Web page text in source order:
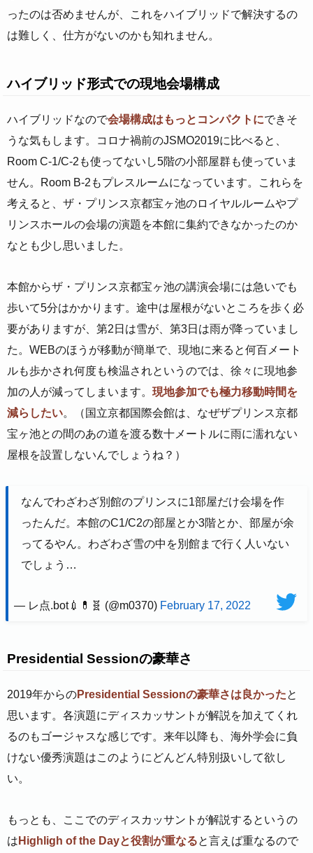
ったのは否めませんが、これをハイブリッドで解決するの
は難しく、仕方がないのかも知れません。
ハイブリッド形式での現地会場構成
ハイブリッドなので会場構成はもっとコンパクトにできそ
うな気もします。コロナ禍前のJSMO2019に比べると、
Room C-1/C-2も使ってないし5階の小部屋群も使っていま
せん。Room B-2もプレスルームになっています。これらを
考えると、ザ・プリンス京都宝ヶ池のロイヤルルームやプ
リンスホールの会場の演題を本館に集約できなかったのか
なとも少し思いました。
本館からザ・プリンス京都宝ヶ池の講演会場には急いでも
歩いて5分はかかります。途中は屋根がないところを歩く必
要がありますが、第2日は雪が、第3日は雨が降っていまし
た。WEBのほうが移動が簡単で、現地に来ると何百メート
ルも歩かされ何度も検温されというのでは、徐々に現地参
加の人が減ってしまいます。 現地参加でも極力移動時間を
減らしたい。（国立京都国際会館は、なぜザプリンス京都
宝ヶ池との間のあの道を渡る数十メートルに雨に濡れない
屋根を設置しないんでしょうね？）
なんでわざわざ別館のプリンスに1部屋だけ会場を作
ったんだ。本館のC1/C2の部屋とか3階とか、部屋が余
ってるやん。わざわざ雪の中を別館まで行く人いない
でしょう…
— レ点.bot💉💊🧬 (@m0370) February 17, 2022
Presidential Sessionの豪華さ
2019年からのPresidential Sessionの豪華さは良かったと
思います。各演題にディスカッサントが解説を加えてくれ
るのもゴージャスな感じです。来年以降も、海外学会に負
けない優秀演題はこのようにどんどん特別扱いして欲し
い。
もっとも、ここでのディスカッサントが解説するというの
は Highligh of the Dayと役割が重なると言えば重なるので